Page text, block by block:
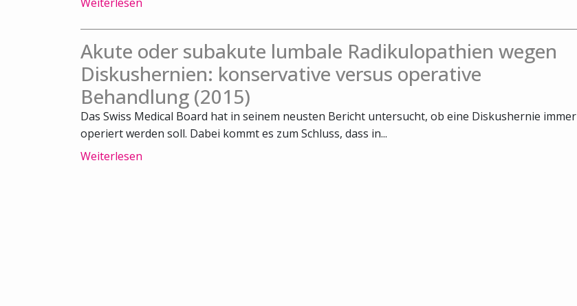
Akute oder subakute lumbale Radikulopathien wegen
Diskushernien: konservative versus operative
Behandlung (2015)
Das Swiss Medical Board hat in seinem neusten Bericht untersucht, ob eine Diskushernie immer
operiert werden soll. Dabei kommt es zum Schluss, dass in...
Weiterlesen